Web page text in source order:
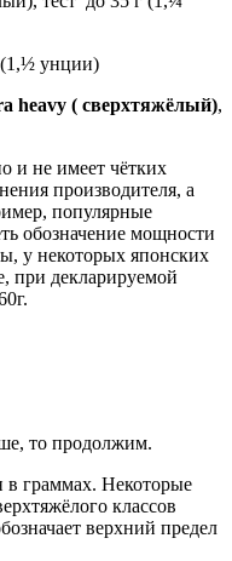
(1,½ унции)
heavy ( сверхтяжёлый),
и не имеет чётких
производителя, а
популярные
обозначение мощности
у некоторых японских
при декларируемой
то продолжим.
в граммах. Некоторые
классов
верхний предел